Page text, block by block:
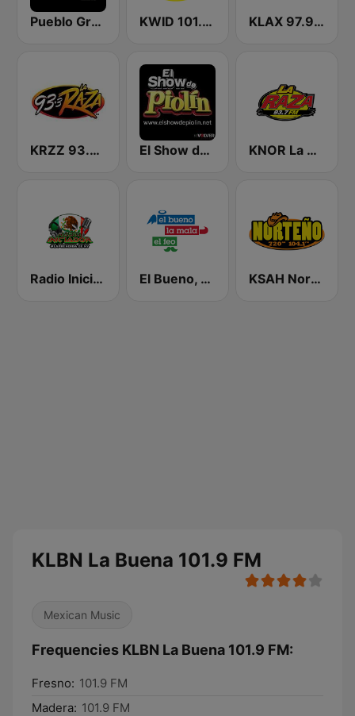
Pueblo Grupero Radio KWID 101.9 La Buena KLAX 97.9 La Raza FM
KRZZ 93.3 La Raza FM El Show de Piolín KNOR La Raza 93.7 (US Only)
Radio Iniciador El Bueno, La Mala y El Feo KSAH Norteño 720 y 104.1
KLBN La Buena 101.9 FM
Mexican Music
Frequencies KLBN La Buena 101.9 FM:
Fresno: 101.9 FM
Madera: 101.9 FM